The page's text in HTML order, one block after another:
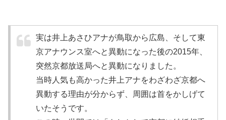
実は井上あさひアナが鳥取から広島、そして東
京アナウンス室へと異動になった後の2015年、
突然京都放送局へと異動になりました。
当時人気も高かった井上アナをわざわざ京都へ
異動する理由が分からず、周囲は首をかしげて
いたそうです。